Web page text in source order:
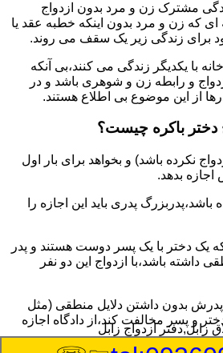
مشترک زن و مرد بدون ازدواج
که زن و مرد بدون اینکه خطبه عقد یا
برای زندگی زیر یک سقف می روند.
با یکدیگر زندگی می کنند،بی آنکه
و رابطه زن و شوهری باشد و در
از این موضوع بی اطلاع هستند.
دختر باکره چیست؟
نکرده باشد) و بخواهد برای بار اول
اجازه بدهد.
پدری باید این اجازه را
یک دختر با یک پسر دوست هستند و پدر
داشته باشد،با ازدواج این دو نفر
پدرش بدون داشتن دلایل منطقی (مثل
دختر و پسر مخالفت کند،از دادگاه اجازه
زابل,دفتر ازدواج زابل